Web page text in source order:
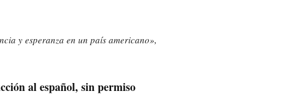
y esperanza en un país americano»,
al español, sin permiso